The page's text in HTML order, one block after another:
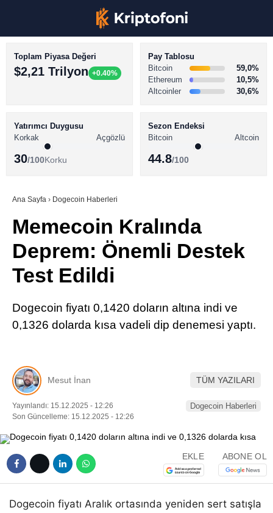
Youtube
TikTok
LinkedIn
BİTCOİN HABERLERİ
ALTCOİN HABERLERİ
SÖZLÜK
Toplam Piyasa Değeri
$2,21 Trilyon +0.40%
Pay Tablosu
Bitcoin
59,0%
Ethereum
10,5%
Altcoinler
30,6%
Yatırımcı Duygusu
Korkak
Açgözlü
30/100Korku
Sezon Endeksi
Bitcoin
Altcoin
44.8/100
Ana Sayfa › Dogecoin Haberleri
Memecoin Kralında
Deprem: Önemli Destek
Test Edildi
Dogecoin fiyatı 0,1420 doların altına indi ve
0,1326 dolarda kısa vadeli dip denemesi yaptı.
Mesut İnan TÜM YAZILARI
Yayınlandı: 15.12.2025 - 12:26
Son Güncelleme: 15.12.2025 - 12:26
Dogecoin Haberleri
EKLE ABONE OL
Dogecoin fiyatı Aralık ortasında yeniden sert satışla